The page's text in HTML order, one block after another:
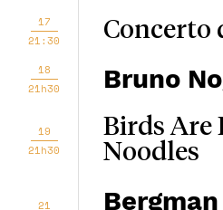
17
21:30
Concerto
18
21h30
Bruno
19
21h30
Birds Are
Noodles
21